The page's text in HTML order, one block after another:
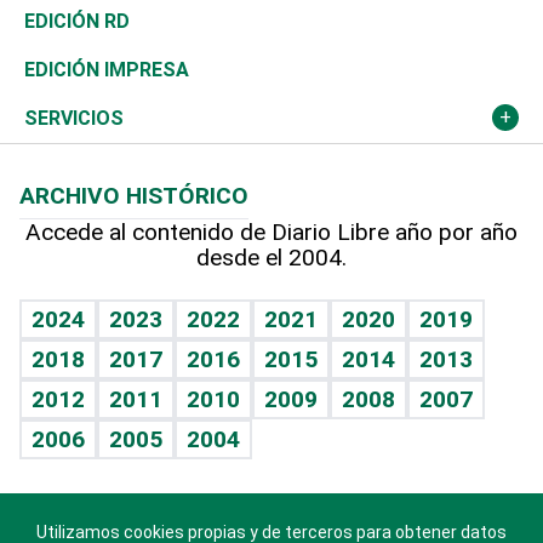
Ocenanía
Caribe
Resto del mundo
Telecom.
Global y variable
Economía personal
Sociales
Novedades
Podcast Arte Libre
Hablando con el pediatra
Vida y familia
Eñe
Celebrando la vida
Sin complejos
En pocas palabras
Tenis
Olimpismo
Más deportes
Línea de hit
TBT Deportivo
El Espía
Noticiero Poteleche
Columnistas
Historia
Martes de tecnología
Cambio climático
Revista
Deportes
Opinión
Hecho en casa
Guía del dinero
EDICIÓN RD
EDICIÓN IMPRESA
SERVICIOS
Cumpleaños
Horóscopos
Crucigramas
ARCHIVO HISTÓRICO
Accede al contenido de Diario Libre año por año
desde el 2004.
2024 2023 2022 2021 2020
2019
2018
2017 2016 2015 2014
2013
2012
2011 2010 2009 2008
2007
2006
2005 2004
Utilizamos cookies propias y de terceros para obtener datos